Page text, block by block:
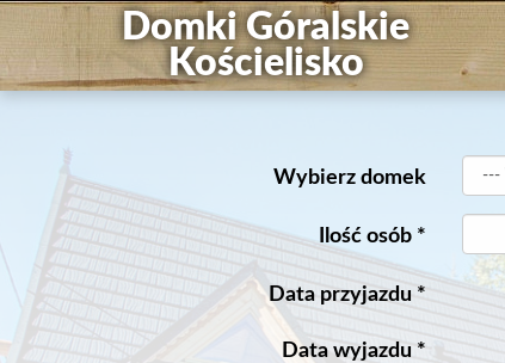
Domki Góralskie
Kościelisko
Wybierz domek
Ilość osób *
Data przyjazdu *
Data wyjazdu *